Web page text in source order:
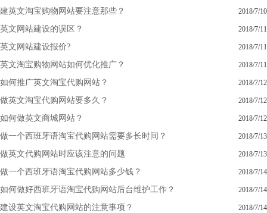
建英文淘宝购物网站要注意那些？ 2018/7/10
英文网站建设的误区？ 2018/7/11
英文网站建设报价? 2018/7/11
英文淘宝购物网站如何优化推广？ 2018/7/11
如何推广英文淘宝代购网站？ 2018/7/12
做英文淘宝代购网站要多久？ 2018/7/12
如何做英文商城网站？ 2018/7/12
做一个西班牙语淘宝代购网站需要多长时间？ 2018/7/13
做英文代购网站时应该注意的问题 2018/7/13
做一个西班牙语淘宝代购网站多少钱？ 2018/7/14
如何做好西班牙语淘宝代购网站后台维护工作？ 2018/7/14
建设英文淘宝代购网站的注意事项？ 2018/7/14